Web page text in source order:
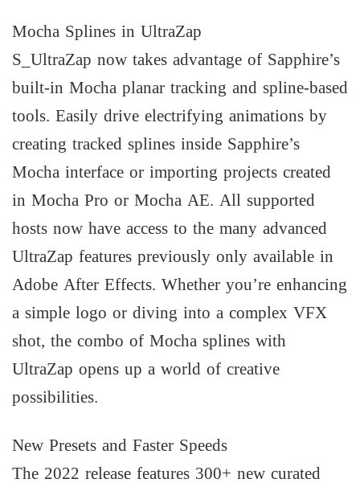
Mocha Splines in UltraZap
S_UltraZap now takes advantage of Sapphire’s
built-in Mocha planar tracking and spline-based
tools. Easily drive electrifying animations by
creating tracked splines inside Sapphire’s
Mocha interface or importing projects created
in Mocha Pro or Mocha AE. All supported
hosts now have access to the many advanced
UltraZap features previously only available in
Adobe After Effects. Whether you’re enhancing
a simple logo or diving into a complex VFX
shot, the combo of Mocha splines with
UltraZap opens up a world of creative
possibilities.
New Presets and Faster Speeds
The 2022 release features 300+ new curated